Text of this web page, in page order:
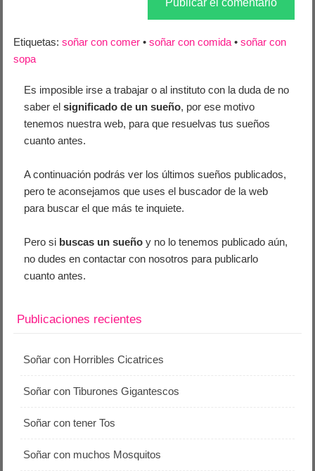
Etiquetas:soñar con comer •soñar con comida •soñar con
sopa
Es imposible irse a trabajar o al instituto con la duda de no
saber elsignificado de un sueño, por ese motivo
tenemos nuestra web, para que resuelvas tus sueños
cuanto antes.
A continuación podrás ver los últimos sueños publicados,
pero te aconsejamos que uses el buscador de la web
para buscar el que más te inquiete.
Pero si buscas un sueño y no lo tenemos publicado aún,
no dudes en contactar con nosotros para publicarlo
cuanto antes.
Publicaciones recientes
Soñar con Horribles Cicatrices
Soñar con Tiburones Gigantescos
Soñar con tener Tos
Soñar con muchos Mosquitos